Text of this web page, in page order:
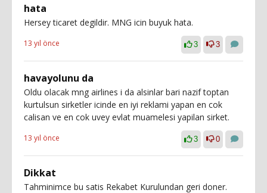
hata
Hersey ticaret degildir. MNG icin buyuk hata.
13 yıl önce 3 3
havayolunu da
Oldu olacak mng airlines i da alsinlar bari nazif toptan
kurtulsun sirketler icinde en iyi reklami yapan en cok
calisan ve en cok uvey evlat muamelesi yapilan sirket.
13 yıl önce 3 0
Dikkat
Tahminimce bu satis Rekabet Kurulundan geri doner.